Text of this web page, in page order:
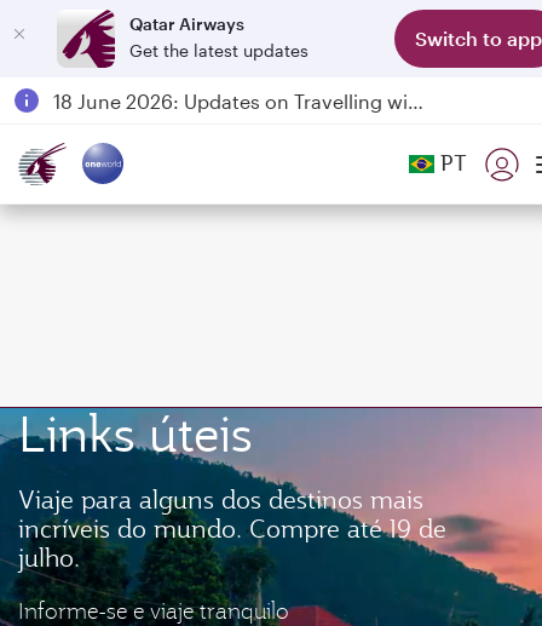
Qatar Airways
Get the latest updates
Switch to app
Passengers flying between Doha and Auckland on QR914 and QR915
18 June 2026: Updates on Travelling with Power Banks
Qatar Airways Expands Global Network to over 160 Destinations
PT
Links úteis
Viaje para alguns dos destinos mais
incríveis do mundo. Compre até 19 de
julho.
Informe-se e viaje tranquilo